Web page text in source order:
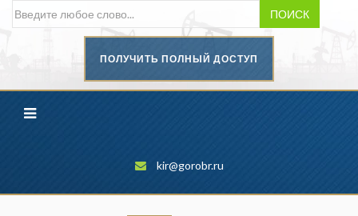
ПОИСК
ПОЛУЧИТЬ ПОЛНЫЙ ДОСТУП
kir@gorobr.ru
промышленности